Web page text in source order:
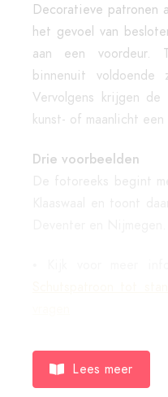
Decoratieve patronen
het gevoel van
aan een voordeur.
binnenuit
Vervolgens krijgen
kunst- of maanlicht
Drie voorbeelden
Lees meer